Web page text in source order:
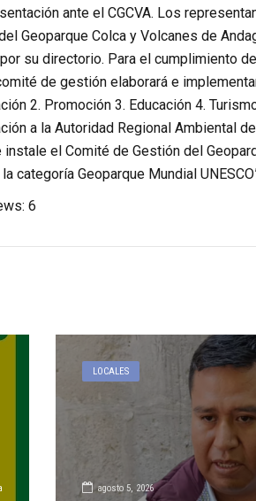
ante el CGCVA. Los
Geoparque Colca y Volcanes de
su directorio. Para el cumplimiento
de gestión elaborará e
2. Promoción 3. Educación 4.
a la Autoridad Regional Ambiental
instale el Comité de Gestión del
categoría Geoparque Mundial
6
LOCALES
agosto 5, 2026